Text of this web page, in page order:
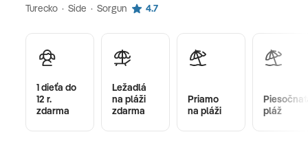
Turecko · Side · Sorgun 4.7
1 dieťa do
12 r.
zdarma
Ležadlá
na pláži
zdarma
Priamo
na pláži
pláž